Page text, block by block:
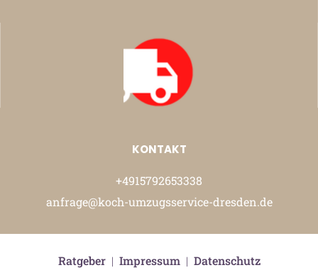
KONTAKT
+4915792653338
anfrage@koch-umzugsservice-dresden.de
Ratgeber| Impressum| Datenschutz